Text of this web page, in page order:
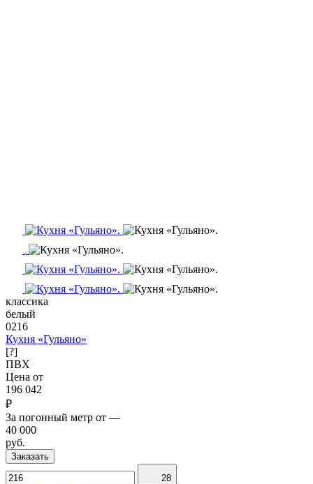
классика
белый
0216
Кухня «Гульяно»
[?]
ПВХ
Цена от
196 042
₽
За погонный метр от —
40 000
руб.
Заказать
28